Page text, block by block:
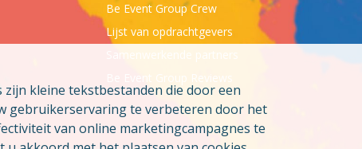
Be Event Group Crew
Lijst van opdrachtgevers
Samenwerkende partners
Be Event Group Reviews
kleine tekstbestanden die door een
gebruikerservaring te verbeteren door het
van online marketingcampagnes te